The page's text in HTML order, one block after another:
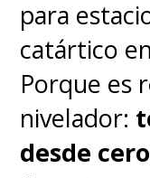
para
catártico
Porque es
nivelador:
desde